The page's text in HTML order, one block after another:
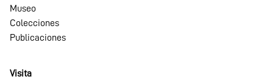
Museo
Colecciones
Publicaciones
Visita